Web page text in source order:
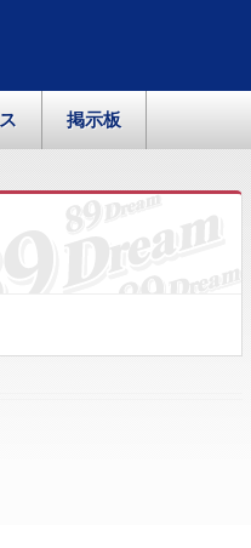
掲示板